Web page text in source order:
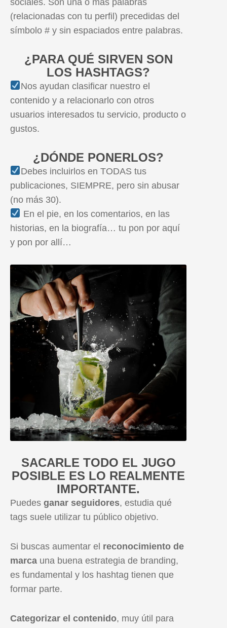
(relacionadas con tu perfil) precedidas del
símbolo # y sin espaciados entre palabras.
¿PARA QUÉ SIRVEN SON
LOS HASHTAGS?
Nos ayudan clasificar nuestro el
contenido y a relacionarlo con otros
usuarios interesados tu servicio, producto o
gustos.
¿DÓNDE PONERLOS?
Debes incluirlos en TODAS tus
publicaciones, SIEMPRE, pero sin abusar
(no más 30).
En el pie, en los comentarios, en las
historias, en la biografía… tu pon por aquí
y pon por allí…
SACARLE TODO EL JUGO
POSIBLE ES LO REALMENTE
IMPORTANTE.
Puedes ganar seguidores, estudia qué
tags suele utilizar tu público objetivo.
Si buscas aumentar el reconocimiento de
marca una buena estrategia de branding,
es fundamental y los hashtag tienen que
formar parte.
Categorizar el contenido, muy útil para